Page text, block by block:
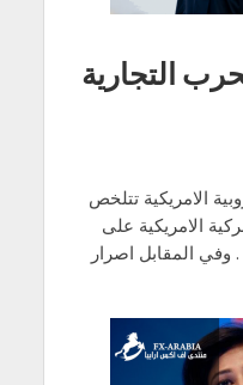
التجارية
الامريكية تتلخص
الامريكية على
وفي المقابل اصرار